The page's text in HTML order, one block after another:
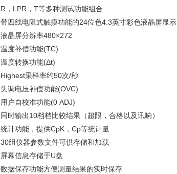
R，LPR，T等多种测试功能组合
带四线电阻式触摸功能的24位色4.3英寸彩色液晶屏显示
液晶屏分辨率480×272
温度补偿功能(TC)
温度转换功能(Δt)
Highest采样率约50次/秒
失调电压补偿功能(OVC)
用户自校准功能(0 ADJ)
同时输出10档档比较结果（超限，合格以及讯响）
统计功能，提供CpK，Cp等统计量
30组仪器参数文件可供存储和加载
屏幕信息存储于U盘
数据保存功能方便测量结果的实时保存